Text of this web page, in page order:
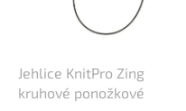
Jehlice KnitPro Zing
kruhové ponožkové